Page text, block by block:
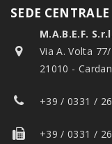
SEDE CENTRALE
M.A.B.E.F.
Via A. Volta
21010 -
+39 / 0331 /
+39 / 0331 /